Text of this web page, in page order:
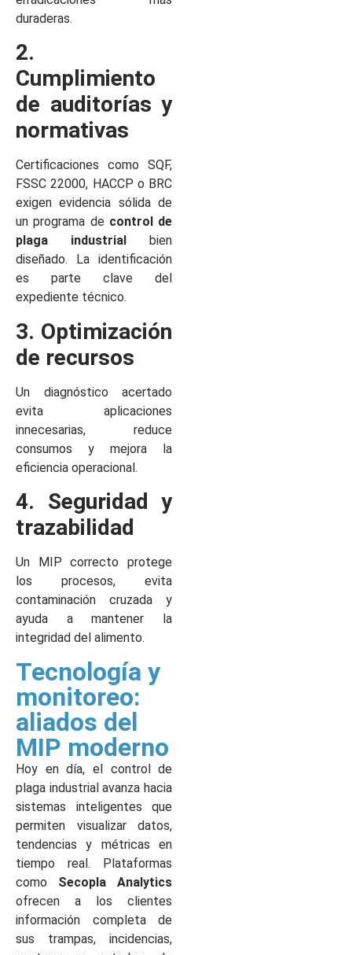
duraderas.
2.
Cumplimiento
de auditorías y
normativas
Certificaciones como SQF,
FSSC 22000, HACCP o BRC
exigen evidencia sólida de
un programa de control de
plaga industrial
bien
diseñado. La identificación
es parte clave del
expediente técnico.
3. Optimización
de recursos
Un diagnóstico acertado
evita aplicaciones
innecesarias, reduce
consumos y mejora la
eficiencia operacional.
4. Seguridad y
trazabilidad
Un MIP correcto protege
los procesos, evita
contaminación cruzada y
ayuda a mantener la
integridad del alimento.
Tecnología y
monitoreo:
aliados del
MIP moderno
Hoy en día, el control de
plaga industrial avanza hacia
sistemas inteligentes que
permiten visualizar datos,
tendencias y métricas en
tiempo real. Plataformas
como Secopla Analytics
ofrecen a los clientes
información completa de
sus trampas, incidencias,